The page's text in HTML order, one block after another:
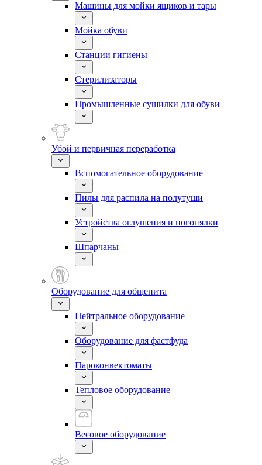
Машины для мойки ящиков и тары
Мойка обуви
Станции гигиены
Стерилизаторы
Промышленные сушилки для обуви
Убой и первичная переработка
Вспомогательное оборудование
Пилы для распила на полутуши
Устройства оглушения и погонялки
Шпарчаны
Оборудование для общепита
Нейтральное оборудование
Оборудование для фастфуда
Пароконвектоматы
Тепловое оборудование
Весовое оборудование